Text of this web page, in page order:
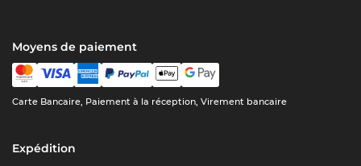
Moyens de paiement
Carte Bancaire, Paiement à la réception, Virement bancaire
Expédition